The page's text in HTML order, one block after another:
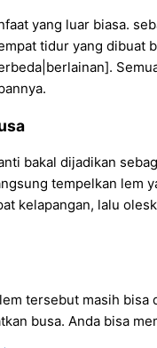
yang luar biasa.
tidur yang dibuat
bakal dijadikan
tempelkan
kelapangan, lalu
tersebut masih
busa. Anda bisa